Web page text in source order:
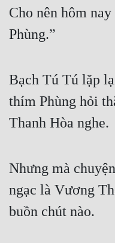
Mỹ Thực
Ngôn Tình
Ngược
Nữ Phụ
Phong Thủy - Tâm Linh
Phương Tây
Cho nên hôm
Phùng.”
Bạch Tú Tú lặp
thím Phùng hỏi
Thanh Hòa nghe.
Nhưng mà
ngạc là Vương
buồn chút nào.